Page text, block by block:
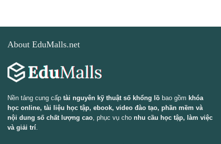
About EduMalls.net
Nền tảng cung cấp tài nguyên kỹ thuật số khổng lồ bao gồm khóa
học online, tài liệu học tập, ebook, video đào tạo, phần mềm và
nội dung số chất lượng cao, phục vụ cho nhu cầu học tập, làm việc
và giải trí.